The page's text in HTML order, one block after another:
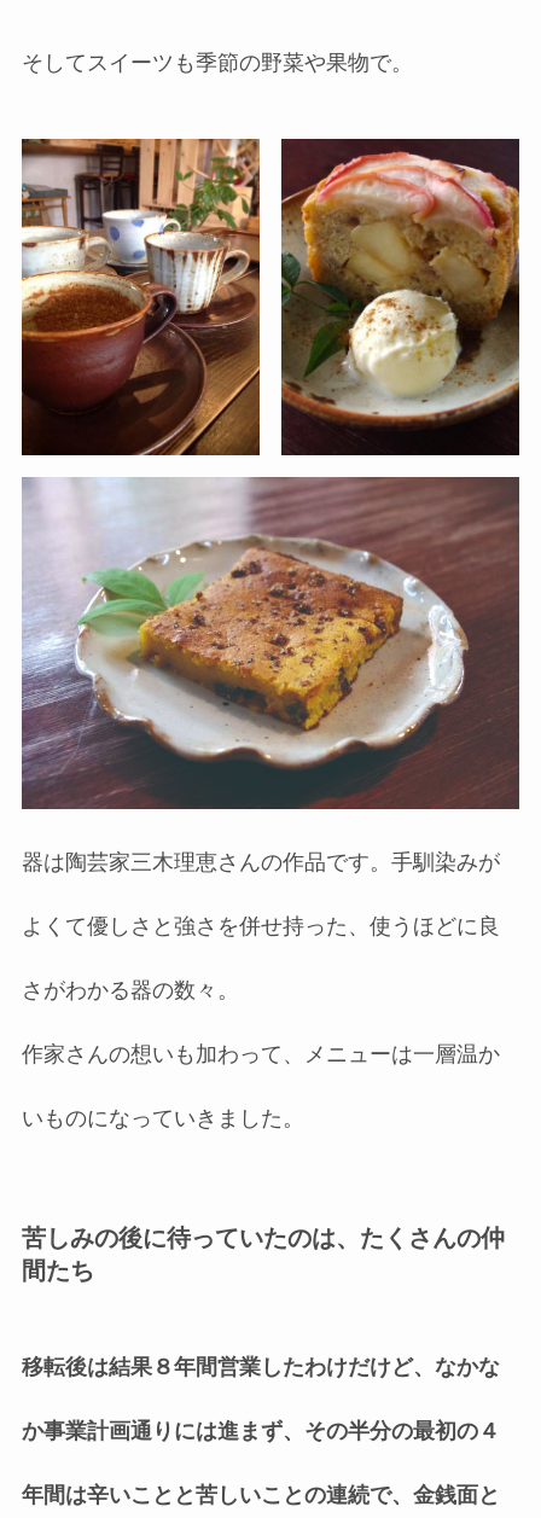
そしてスイーツも季節の野菜や果物で。
器は陶芸家三木理恵さんの作品です。手馴染みが
よくて優しさと強さを併せ持った、使うほどに良
さがわかる器の数々。
作家さんの想いも加わって、メニューは一層温か
いものになっていきました。
苦しみの後に待っていたのは、たくさんの仲
間たち
移転後は結果８年間営業したわけだけど、なかな
か事業計画通りには進まず、その半分の最初の４
年間は辛いことと苦しいことの連続で、金銭面と